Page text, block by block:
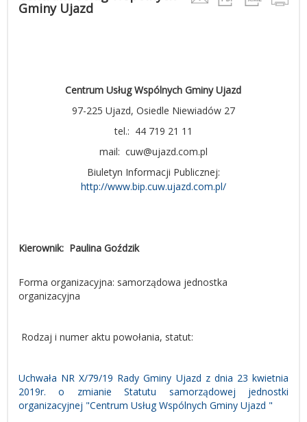
Gminy Ujazd
Centrum Usług Wspólnych Gminy Ujazd
97-225 Ujazd, Osiedle Niewiadów 27
tel.: 44 719 21 11
mail: cuw@ujazd.com.pl
Biuletyn Informacji Publicznej:
http://www.bip.cuw.ujazd.com.pl/
Kierownik: Paulina Goździk
Forma organizacyjna: samorządowa jednostka
organizacyjna
Rodzaj i numer aktu powołania, statut:
Uchwała NR X/79/19 Rady Gminy Ujazd z dnia 23 kwietnia
2019r. o zmianie Statutu samorządowej jednostki
organizacyjnej "Centrum Usług Wspólnych Gminy Ujazd "